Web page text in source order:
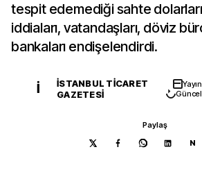
tespit edemediği sahte
iddiaları, vatandaşları, döviz
bankaları endişelendirdi.
İ
İSTANBUL TICARET
GAZETESI
Paylaş
N